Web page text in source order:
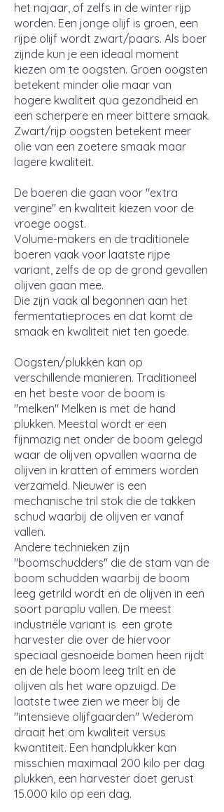
het najaar, of zelfs in de winter rijp
worden. Een jonge olijf is groen, een
rijpe olijf wordt zwart/paars. Als boer
zijnde kun je een ideaal moment
kiezen om te oogsten. Groen oogsten
betekent minder olie maar van
hogere kwaliteit qua gezondheid en
een scherpere en meer bittere smaak.
Zwart/rijp oogsten betekent meer
olie van een zoetere smaak maar
lagere kwaliteit.
De boeren die gaan voor "extra
vergine" en kwaliteit kiezen voor de
vroege oogst.
Volume-makers en de traditionele
boeren vaak voor laatste rijpe
variant, zelfs de op de grond gevallen
olijven gaan mee.
Die zijn vaak al begonnen aan het
fermentatieproces en dat komt de
smaak en kwaliteit niet ten goede.
Oogsten/plukken kan op
verschillende manieren. Traditioneel
en het beste voor de boom is
"melken" Melken is met de hand
plukken. Meestal wordt er een
fijnmazig net onder de boom gelegd
waar de olijven opvallen waarna de
olijven in kratten of emmers worden
verzameld. Nieuwer is een
mechanische tril stok die de takken
schud waarbij de olijven er vanaf
vallen.
Andere technieken zijn
"boomschudders" die de stam van de
boom schudden waarbij de boom
leeg getrild wordt en de olijven in een
soort paraplu vallen. De meest
industriële variant is een grote
harvester die over de hiervoor
speciaal gesnoeide bomen heen rijdt
en de hele boom leeg trilt en de
olijven als het ware opzuigd. De
laatste twee zien we meer bij de
"intensieve olijfgaarden" Wederom
draait het om kwaliteit versus
kwantiteit. Een handplukker kan
misschien maximaal 200 kilo per dag
plukken, een harvester doet gerust
15.000 kilo op een dag.